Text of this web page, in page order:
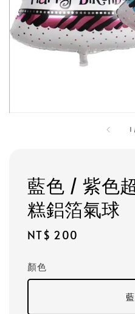
1
藍色 / 紫色
糕鋁箔氣球
Regular
NT$ 200
顏色